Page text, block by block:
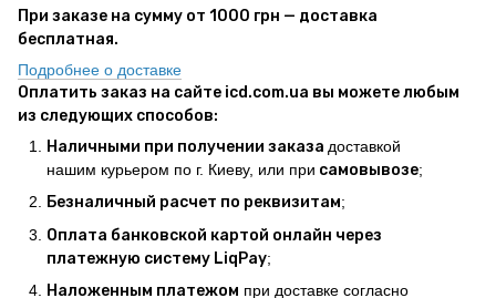
При заказе на сумму от 1000 грн — доставка
бесплатная.
Подробнее о доставке
Оплатить заказ на сайте icd.com.ua вы можете любым
из следующих способов:
Наличными при получении заказа доставкой
нашим курьером по г. Киеву, или при самовывозе;
Безналичный расчет по реквизитам;
Оплата банковской картой онлайн через
платежную систему LiqPay;
Наложенным платежом при доставке согласно